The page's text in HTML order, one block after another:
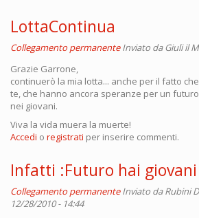
LottaContinua
Collegamento permanente Inviato daGiuliil
Grazie Garrone,
continuerò la mia lotta... anche per il fatto
te, che hanno ancora speranze per un
nei giovani.
Viva la vida muera la muerte!
Accedi o registrati per inserire commenti.
Infatti :Futuro hai
Collegamento permanente Inviato daRubini
12/28/2010 - 14:44